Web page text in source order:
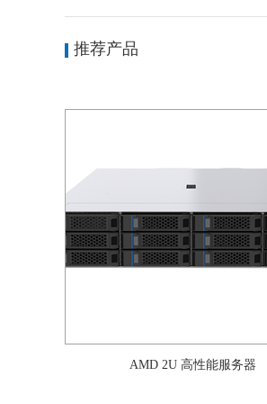
推荐产品
AMD 2U 高性能服务器